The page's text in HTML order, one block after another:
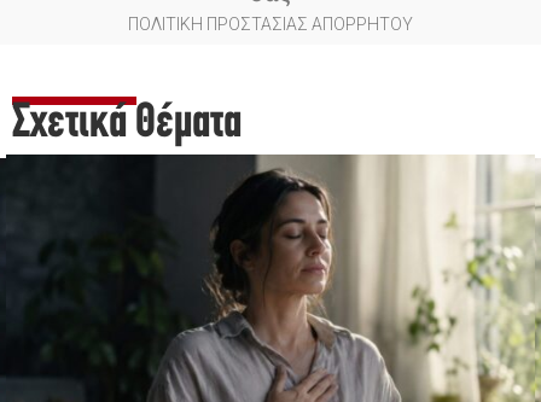
ΠΟΛΙΤΙΚΗ ΠΡΟΣΤΑΣΙΑΣ ΑΠΟΡΡΗΤΟΥ
Σχετικά Θέματα